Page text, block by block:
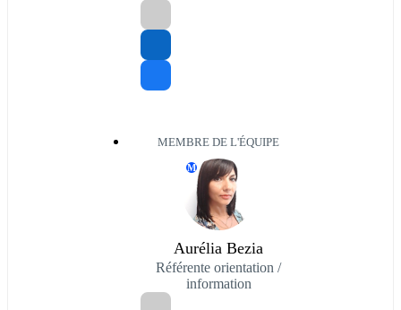
MEMBRE DE L'ÉQUIPE
M
Aurélia Bezia
Référente orientation /
information